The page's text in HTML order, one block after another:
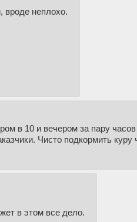
вроде неплохо.
в 10 и вечером за пару
Чисто подкормить
в этом все дело.